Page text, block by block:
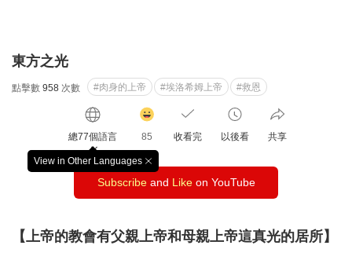
東方之光
點擊數 958 次數 #肉身的上帝 #埃洛希姆上帝 #救恩
總77個語言
View in Other Languages
창
닫
기
릭
수
85 收看完 以後看 共享
Subscribeand Likeon YouTube
【上帝的教會有父親上帝和母親上帝這真光的居所】